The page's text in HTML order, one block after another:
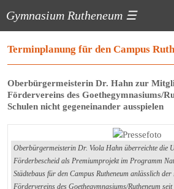
Gymnasium Rutheneum ☰
Terminplanung für den Campus
Oberbürgermeisterin Dr. Hahn zur
Fördervereins des Goethegymnasiums/
Schulen nicht gegeneinander ausspielen
Oberbürgermeisterin Dr. Viola Hahn überreichte die
Förderbescheid als Premiumprojekt im Programm
Städtebaus für den Campus Rutheneum anlässlich
Fördervereins des Goethegymnasiums/Rutheneum